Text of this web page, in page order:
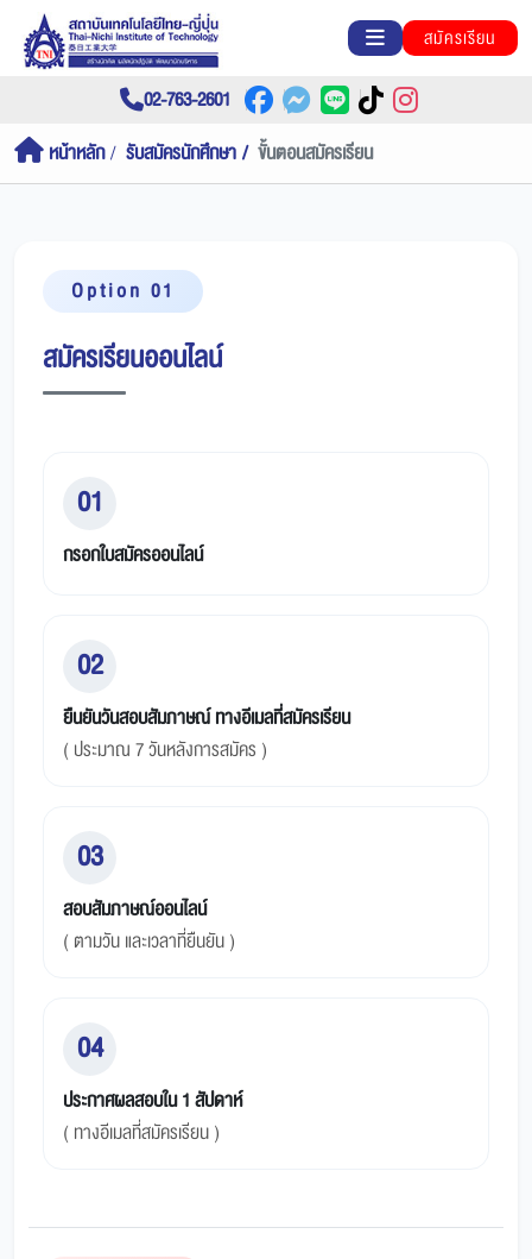
สมัครเรียน
02-763-2601
หน้าหลัก รับสมัครนักศึกษา ขั้นตอนสมัครเรียน
Option 01
สมัครเรียนออนไลน์
01
กรอกใบสมัครออนไลน์
02
ยืนยันวันสอบสัมภาษณ์ ทางอีเมลที่สมัครเรียน
( ประมาณ 7 วันหลังการสมัคร )
03
สอบสัมภาษณ์ออนไลน์
( ตามวัน และเวลาที่ยืนยัน )
04
ประกาศผลสอบใน 1 สัปดาห์
( ทางอีเมลที่สมัครเรียน )